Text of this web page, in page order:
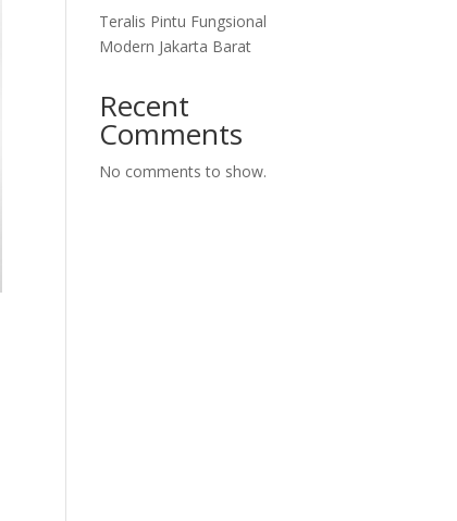
Teralis Pintu Fungsional
Modern Jakarta Barat
Recent
Comments
No comments to show.